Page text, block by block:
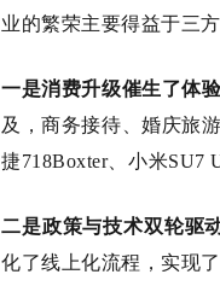
业的繁荣主要得益于三
一是消费升级催生了体
及，商务接待、婚庆旅
捷718Boxter、小米SU7
二是政策与技术双轮驱
化了线上化流程，实现